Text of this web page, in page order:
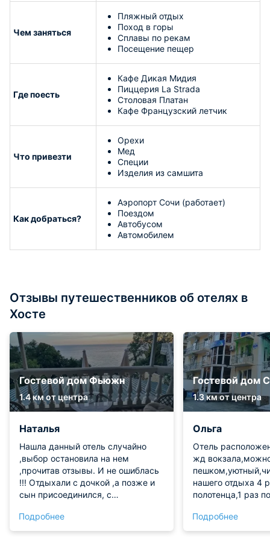
Чем заняться
Пляжный отдых
Поход в горы
Сплавы по рекам
Посещение пещер
Где поесть
Кафе Дикая Мидия
Пиццерия La Strada
Столовая Платан
Кафе Французский летчик
Что привезти
Орехи
Мед
Специи
Изделия из самшита
Как добраться?
Аэропорт Сочи (работает)
Поездом
Автобусом
Автомобилем
Отзывы путешественников об отелях в
Хосте
Гостевой дом Фьюжн
1.4 км от центра
Наталья
Нашла данный отель случайно
,выбор остановила на нем
,прочитав отзывы. И не ошиблась
!!! Отдыхали с дочкой ,а позже и
сын присоединился, с
понравилось все! Прекрасные
завтраки ,обеды и ужины с видом
Подробнее
Гостевой дом
1.3 км от центра
Ольга
Отель
жд
нашего отдыха 4
полотенца,1 раз
производилась
Подробнее